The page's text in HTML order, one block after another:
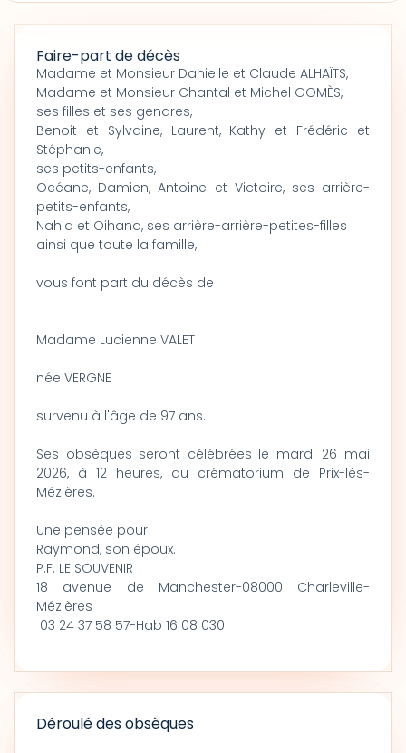
Faire-part de décès
Madame et Monsieur Danielle et Claude ALHAÏTS,
Madame et Monsieur Chantal et Michel GOMÈS,
ses filles et ses gendres,
Benoit et Sylvaine, Laurent, Kathy et Frédéric et
Stéphanie,
ses petits-enfants,
Océane, Damien, Antoine et Victoire, ses arrière-
petits-enfants,
Nahia et Oihana, ses arrière-arrière-petites-filles
ainsi que toute la famille,
vous font part du décès de
Madame Lucienne VALET
née VERGNE
survenu à l'âge de 97 ans.
Ses obsèques seront célébrées le mardi 26 mai
2026, à 12 heures, au crématorium de Prix-lès-
Mézières.
Une pensée pour
Raymond, son époux.
P.F. LE SOUVENIR
18 avenue de Manchester-08000 Charleville-
Mézières
03 24 37 58 57-Hab 16 08 030
Déroulé des obsèques